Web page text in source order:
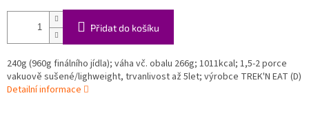
Přidat do košíku
240g (960g finálního jídla); váha vč. obalu 266g; 1011kcal; 1,5-2 porce
vakuově sušené/lighweight, trvanlivost až 5let; výrobce TREK'N EAT (D)
Detailní informace